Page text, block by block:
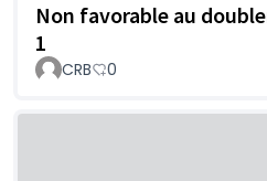
Non favorable au
1
CRB 0